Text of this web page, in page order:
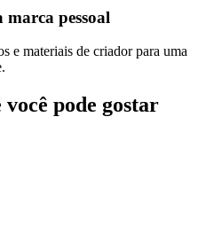
pessoal
e materiais de criador para uma
pode gostar